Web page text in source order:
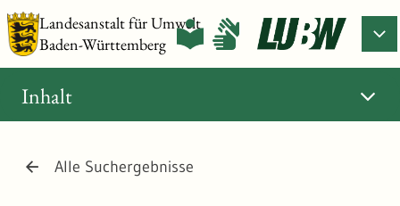
Landesanstalt für Umwelt
Baden-Württemberg
Alle Suchergebnisse
Inhalt